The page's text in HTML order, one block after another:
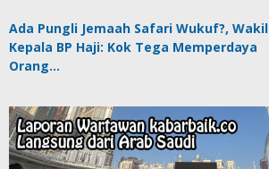
Ada Pungli Jemaah Safari Wukuf?, Wakil
Kepala BP Haji: Kok Tega Memperdaya
Orang…